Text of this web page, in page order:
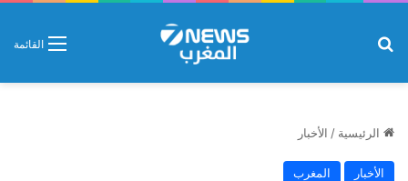
القائمة
الرئيسية / الأخبار
الأخبار المغرب